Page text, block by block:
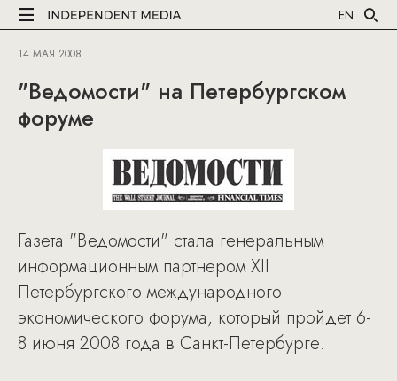
EN
14 МАЯ 2008
"Ведомости" на Петербургском
форуме
Газета "Ведомости" стала генеральным
информационным партнером XII
Петербургского международного
экономического форума, который пройдет 6-
8 июня 2008 года в Санкт-Петербурге.